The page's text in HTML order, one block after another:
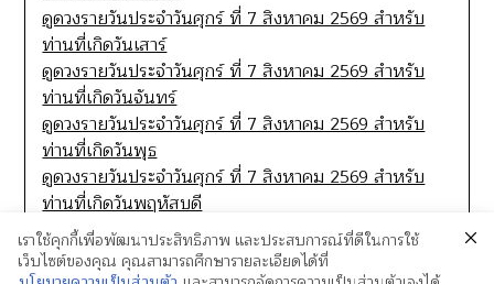
ดูดวงรายวันประจำวันศุกร์ ที่ 7 สิงหาคม 2569 สำหรับ
ท่านที่เกิดวันเสาร์
ดูดวงรายวันประจำวันศุกร์ ที่ 7 สิงหาคม 2569 สำหรับ
ท่านที่เกิดวันจันทร์
ดูดวงรายวันประจำวันศุกร์ ที่ 7 สิงหาคม 2569 สำหรับ
ท่านที่เกิดวันพุธ
ดูดวงรายวันประจำวันศุกร์ ที่ 7 สิงหาคม 2569 สำหรับ
ท่านที่เกิดวันพฤหัสบดี
เราใช้คุกกี้เพื่อพัฒนาประสิทธิภาพ และประสบการณ์ที่ดีในการใช้
เว็บไซต์ของคุณ คุณสามารถศึกษารายละเอียดได้ที่